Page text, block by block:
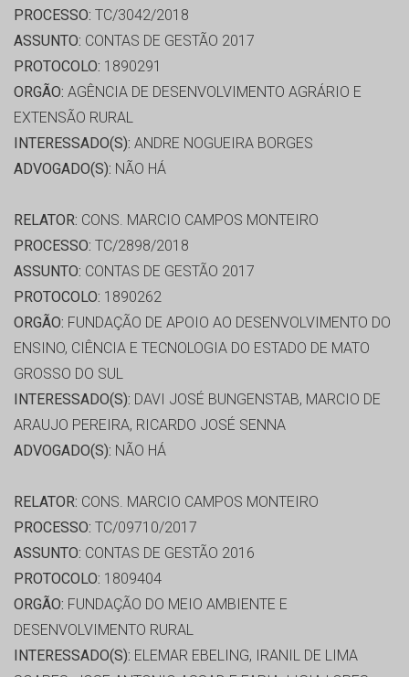
PROCESSO: TC/3042/2018
ASSUNTO: CONTAS DE GESTÃO 2017
PROTOCOLO: 1890291
ORGÃO: AGÊNCIA DE DESENVOLVIMENTO AGRÁRIO E
EXTENSÃO RURAL
INTERESSADO(S): ANDRE NOGUEIRA BORGES
ADVOGADO(S): NÃO HÁ
RELATOR: CONS. MARCIO CAMPOS MONTEIRO
PROCESSO: TC/2898/2018
ASSUNTO: CONTAS DE GESTÃO 2017
PROTOCOLO: 1890262
ORGÃO: FUNDAÇÃO DE APOIO AO DESENVOLVIMENTO DO
ENSINO, CIÊNCIA E TECNOLOGIA DO ESTADO DE MATO
GROSSO DO SUL
INTERESSADO(S): DAVI JOSÉ BUNGENSTAB, MARCIO DE
ARAUJO PEREIRA, RICARDO JOSÉ SENNA
ADVOGADO(S): NÃO HÁ
RELATOR: CONS. MARCIO CAMPOS MONTEIRO
PROCESSO: TC/09710/2017
ASSUNTO: CONTAS DE GESTÃO 2016
PROTOCOLO: 1809404
ORGÃO: FUNDAÇÃO DO MEIO AMBIENTE E
DESENVOLVIMENTO RURAL
INTERESSADO(S): ELEMAR EBELING, IRANIL DE LIMA